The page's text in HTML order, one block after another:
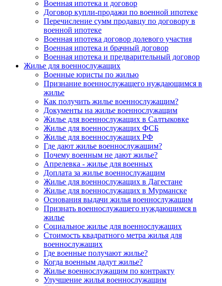
Военная ипотека и договор
Договор купли-продажи по военной ипотеке
Перечисление сумм продавцу по договору в
военной ипотеке
Военная ипотека договор долевого участия
Военная ипотека и брачный договор
Военная ипотека и предварительный договор
Жилье для военнослужащих
Военные юристы по жилью
Признание военнослужащего нуждающимся в
жилье
Как получить жилье военнослужащим?
Документы на жилье военнослужащим
Жилье для военнослужащих в Салтыковке
Жилье для военнослужащих ФСБ
Жилье для военнослужащих РФ
Где дают жилье военнослужащим?
Почему военным не дают жилье?
Апрелевка - жилье для военных
Доплата за жилье военнослужащим
Жилье для военнослужащих в Дагестане
Жилье для военнослужащих в Мурманске
Основания выдачи жилья военнослужащим
Признать военнослужащего нуждающимся в
жилье
Социальное жилье для военнослужащих
Стоимость квадратного метра жилья для
военнослужащих
Где военные получают жилье?
Когда военным дадут жилье?
Жилье военнослужащим по контракту
Улучшение жилья военнослужащим